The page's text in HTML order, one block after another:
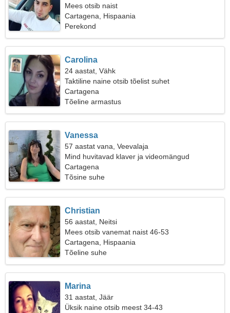
Mees otsib naist
Cartagena, Hispaania
Perekond
Carolina
24 aastat, Vähk
Taktiline naine otsib tõelist suhet
Cartagena
Tõeline armastus
Vanessa
57 aastat vana, Veevalaja
Mind huvitavad klaver ja videomängud
Cartagena
Tõsine suhe
Christian
56 aastat, Neitsi
Mees otsib vanemat naist 46-53
Cartagena, Hispaania
Tõeline suhe
Marina
31 aastat, Jäär
Üksik naine otsib meest 34-43